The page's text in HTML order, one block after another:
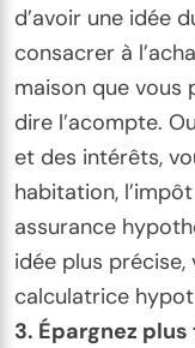
d’avoir une idée
consacrer à
maison que vous
dire l’acompte.
et des intérêts,
habitation,
assurance
idée plus
calculatrice
3. Épargnez